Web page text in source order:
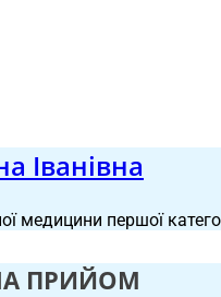
Іванівна
медицини першої
ПРИЙОМ